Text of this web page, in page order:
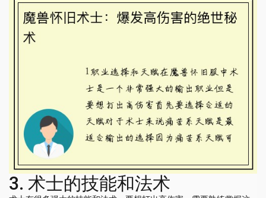
3. 术士的技能和法术